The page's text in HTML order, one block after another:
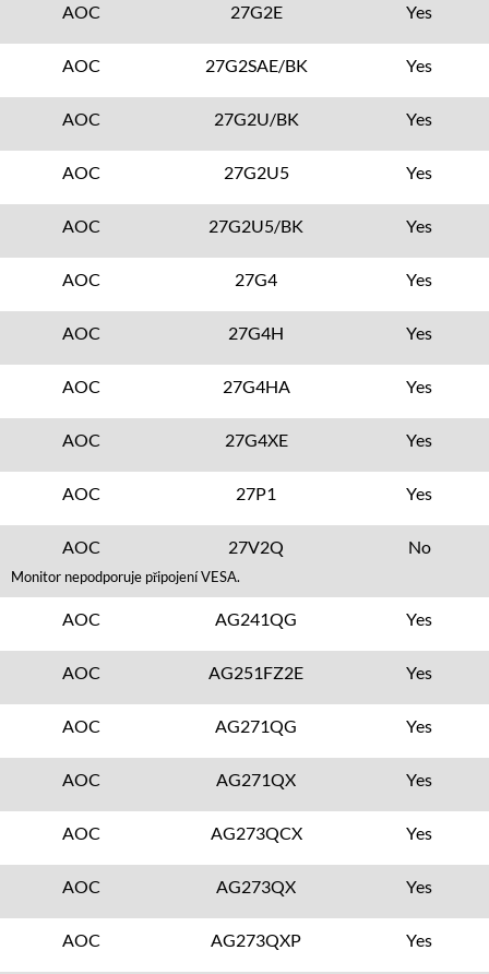
AOC 27G2E Yes
AOC 27G2SAE/BK Yes
AOC 27G2U/BK Yes
AOC 27G2U5 Yes
AOC 27G2U5/BK Yes
AOC 27G4 Yes
AOC 27G4H Yes
AOC 27G4HA Yes
AOC 27G4XE Yes
AOC 27P1 Yes
AOC 27V2Q No
Monitor nepodporuje připojení VESA.
AOC AG241QG Yes
AOC AG251FZ2E Yes
AOC AG271QG Yes
AOC AG271QX Yes
AOC AG273QCX Yes
AOC AG273QX Yes
AOC AG273QXP Yes